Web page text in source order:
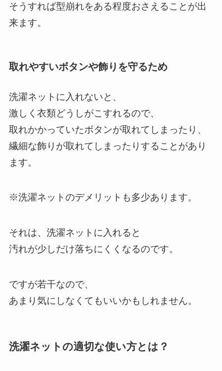
そうすれば型崩れをある程度おさえることが出
来ます。
取れやすいボタンや飾りを守るため
洗濯ネットに入れないと、
激しく衣類どうしがこすれるので、
取れかかっていたボタンが取れてしまったり、
繊細な飾りが取れてしまったりすることがあり
ます。
※洗濯ネットのデメリットも多少あります。
それは、洗濯ネットに入れると
汚れが少しだけ落ちにくくなるのです。
ですが若干なので、
あまり気にしなくてもいいかもしれません。
洗濯ネットの適切な使い方とは？